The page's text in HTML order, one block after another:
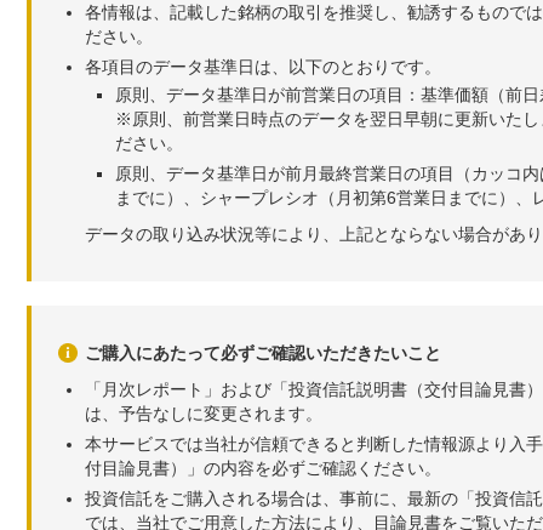
各情報は、記載した銘柄の取引を推奨し、勧誘するもので
ださい。
各項目のデータ基準日は、以下のとおりです。
原則、データ基準日が前営業日の項目：基準価額（前
※原則、前営業日時点のデータを翌日早朝に更新いた
ださい。
原則、データ基準日が前月最終営業日の項目（カッコ
までに）、シャープレシオ（月初第6営業日までに）
データの取り込み状況等により、上記とならない場合があ
ご購入にあたって必ずご確認いただきたいこと
「月次レポート」および「投資信託説明書（交付目論見
は、予告なしに変更されます。
本サービスでは当社が信頼できると判断した情報源より入
付目論見書）」の内容を必ずご確認ください。
投資信託をご購入される場合は、事前に、最新の「投資信
では、当社でご用意した方法により、目論見書をご覧いた